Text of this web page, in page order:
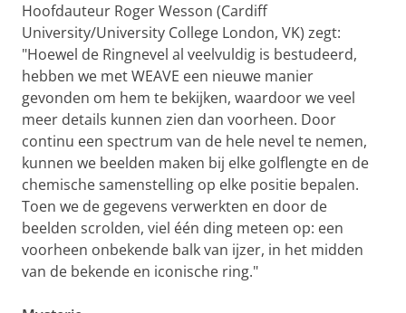
Hoofdauteur Roger Wesson (Cardiff
University/University College London, VK) zegt:
"Hoewel de Ringnevel al veelvuldig is bestudeerd,
hebben we met WEAVE een nieuwe manier
gevonden om hem te bekijken, waardoor we veel
meer details kunnen zien dan voorheen. Door
continu een spectrum van de hele nevel te nemen,
kunnen we beelden maken bij elke golflengte en de
chemische samenstelling op elke positie bepalen.
Toen we de gegevens verwerkten en door de
beelden scrolden, viel één ding meteen op: een
voorheen onbekende balk van ijzer, in het midden
van de bekende en iconische ring."